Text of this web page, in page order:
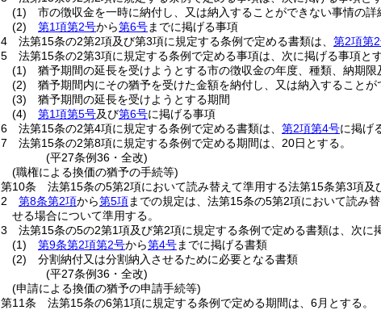
(1)
市の徴収金を一時に納付し、又は納入することができない事情の詳
(2)
第1項第2号から第6号までに掲げる事項
4
法第15条の2第2項及び第3項に規定する条例で定める書類は、 第2項第
5
法第15条の2第3項に規定する条例で定める事項は、次に掲げる事項とす
(1)
猶予期間の延長を受けようとする市の徴収金の年度、種類、納期限
(2)
猶予期間内にその猶予を受けた金額を納付し、又は納入すること
(3)
猶予期間の延長を受けようとする期間
(4)
第1項第5号及び第6号に掲げる事項
6
法第15条の2第4項に規定する条例で定める書類は、 第2項第4号に掲げ
7
法第15条の2第8項に規定する条例で定める期間は、20日とする。
(平27条例36・全改)
(職権による換価の猶予の手続等)
第10条
法第15条の5第2項において読み替えて準用する法第15条第3項及
2
第8条第2項から第5項までの規定は、法第15条の5第2項において読み
せる場合について準用する。
3
法第15条の5の2第1項及び第2項に規定する条例で定める書類は、次に
(1)
第9条第2項第2号から第4号までに掲げる書類
(2)
分割納付又は分割納入させるために必要となる書類
(平27条例36・全改)
(申請による換価の猶予の申請手続等)
第11条
法第15条の6第1項に規定する条例で定める期間は、6月とする。